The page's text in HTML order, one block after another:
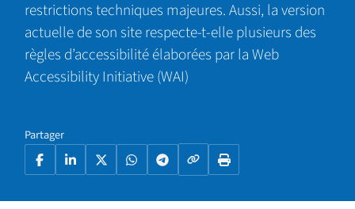
restrictions techniques majeures. Aussi, la version
actuelle de son site respecte-t-elle plusieurs des
règles d’accessibilité élaborées par la Web
Accessibility Initiative (WAI)
Partager
FacebookLinkedIn
X WhatsAppTelegramCopier le lien
Imprimer la page